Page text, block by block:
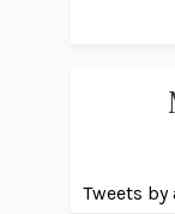
Tweets by